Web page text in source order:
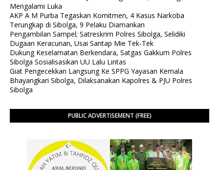
Mengalami Luka
AKP A M Purba Tegaskan Komitmen, 4 Kasus Narkoba
Terungkap di Sibolga, 9 Pelaku Diamankan
Pengambilan Sampel; Satreskrim Polres Sibolga, Selidiki
Dugaan Keracunan, Usai Santap Mie Tek-Tek
Dukung Keselamatan Berkendara, Satgas Gakkum Polres
Sibolga Sosialisasikan UU Lalu Lintas
Giat Pengecekkan Langsung Ke SPPG Yayasan Kemala
Bhayangkari Sibolga, Dilaksanakan Kapolres & PJU Polres
Sibolga
PUBLIC ADVERTISEMENT (FREE)